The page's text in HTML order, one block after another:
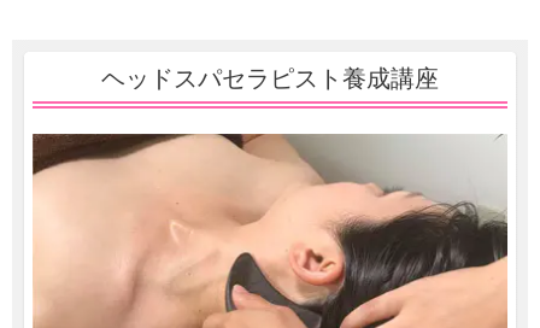
ヘッドスパセラピスト養成講座